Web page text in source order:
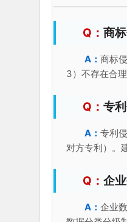
商
商标
3）不存在合
专
专利
对方专利）。
企
企业